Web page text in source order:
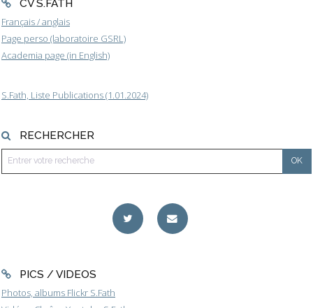
CV S.FATH
Français / anglais
Page perso (laboratoire GSRL)
Academia page (in English)
S.Fath, Liste Publications (1.01.2024)
RECHERCHER
PICS / VIDEOS
Photos, albums Flickr S.Fath